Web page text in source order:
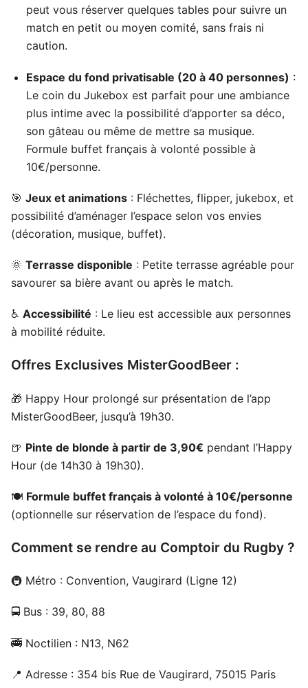
peut vous réserver quelques tables pour suivre un
match en petit ou moyen comité, sans frais ni
caution.
Espace du fond privatisable (20 à 40 personnes) :
Le coin du Jukebox est parfait pour une ambiance
plus intime avec la possibilité d’apporter sa déco,
son gâteau ou même de mettre sa musique.
Formule buffet français à volonté possible à
10€/personne.
🎯 Jeux et animations : Fléchettes, flipper, jukebox, et
possibilité d’aménager l’espace selon vos envies
(décoration, musique, buffet).
🌞 Terrasse disponible : Petite terrasse agréable pour
savourer sa bière avant ou après le match.
♿ Accessibilité : Le lieu est accessible aux personnes
à mobilité réduite.
Offres Exclusives MisterGoodBeer :
🎁 Happy Hour prolongé sur présentation de l’app
MisterGoodBeer, jusqu’à 19h30.
🍺 Pinte de blonde à partir de 3,90€ pendant l’Happy
Hour (de 14h30 à 19h30).
🍽️ Formule buffet français à volonté à 10€/personne
(optionnelle sur réservation de l’espace du fond).
Comment se rendre au Comptoir du Rugby ?
🚇 Métro : Convention, Vaugirard (Ligne 12)
🚍 Bus : 39, 80, 88
🚎 Noctilien : N13, N62
📍 Adresse : 354 bis Rue de Vaugirard, 75015 Paris